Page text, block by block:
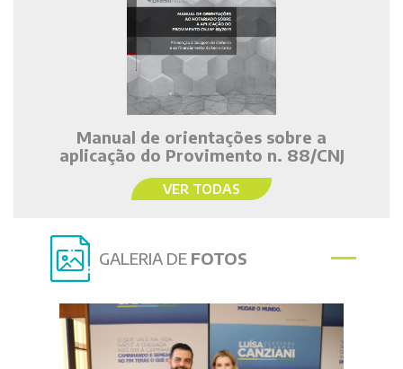
Manual de orientações sobre a
aplicação do Provimento n. 88/CNJ
VER TODAS
GALERIA DE FOTOS